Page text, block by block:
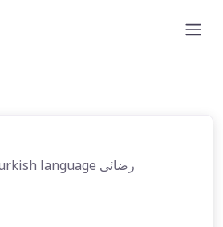
English-Ottoman Turkish language رضائی